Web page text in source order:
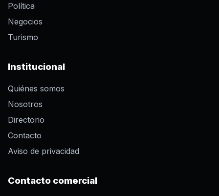
Política
Negocios
Turismo
Institucional
Quiénes somos
Nosotros
Directorio
Contacto
Aviso de privacidad
Contacto comercial